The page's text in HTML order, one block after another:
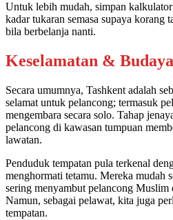
Untuk lebih mudah, simpan
kadar tukaran semasa supaya korang
bila berbelanja nanti.
Keselamatan &
Secara umumnya, Tashkent adalah
selamat untuk pelancong; termasuk
mengembara secara solo. Tahap
pelancong di kawasan tumpuan
lawatan.
Penduduk tempatan pula terkenal
menghormati tetamu. Mereka mudah
sering menyambut pelancong Muslim
Namun, sebagai pelawat, kita juga
tempatan.